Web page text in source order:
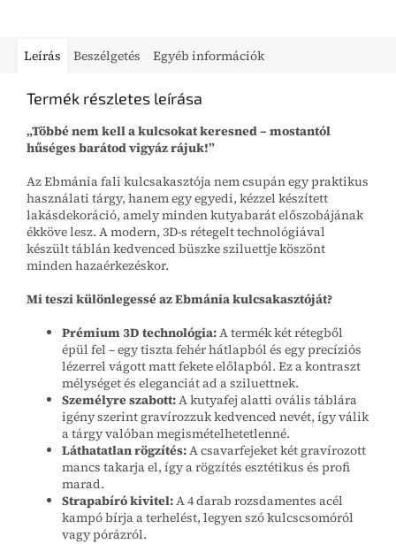
Leírás Beszélgetés Egyéb információk
Termék részletes leírása
„Többé nem kell a kulcsokat keresned – mostantól
hűséges barátod vigyáz rájuk!”
Az Ebmánia fali kulcsakasztója nem csupán egy praktikus
használati tárgy, hanem egy egyedi, kézzel készített
lakásdekoráció, amely minden kutyabarát előszobájának
ékköve lesz. A modern, 3D-s rétegelt technológiával
készült táblán kedvenced büszke sziluettje köszönt
minden hazaérkezéskor.
Mi teszi különlegessé az Ebmánia kulcsakasztóját?
Prémium 3D technológia:A termék két rétegből
épül fel – egy tiszta fehér hátlapból és egy precíziós
lézerrel vágott matt fekete előlapból. Ez a kontraszt
mélységet és eleganciát ad a sziluettnek.
Személyre szabott:A kutyafej alatti ovális táblára
igény szerint gravírozzuk kedvenced nevét, így válik
a tárgy valóban megismételhetetlenné.
Láthatatlan rögzítés:A csavarfejeket két gravírozott
mancs takarja el, így a rögzítés esztétikus és profi
marad.
Strapabíró kivitel:A 4 darab rozsdamentes acél
kampó bírja a terhelést, legyen szó kulcscsomóról
vagy pórázról.